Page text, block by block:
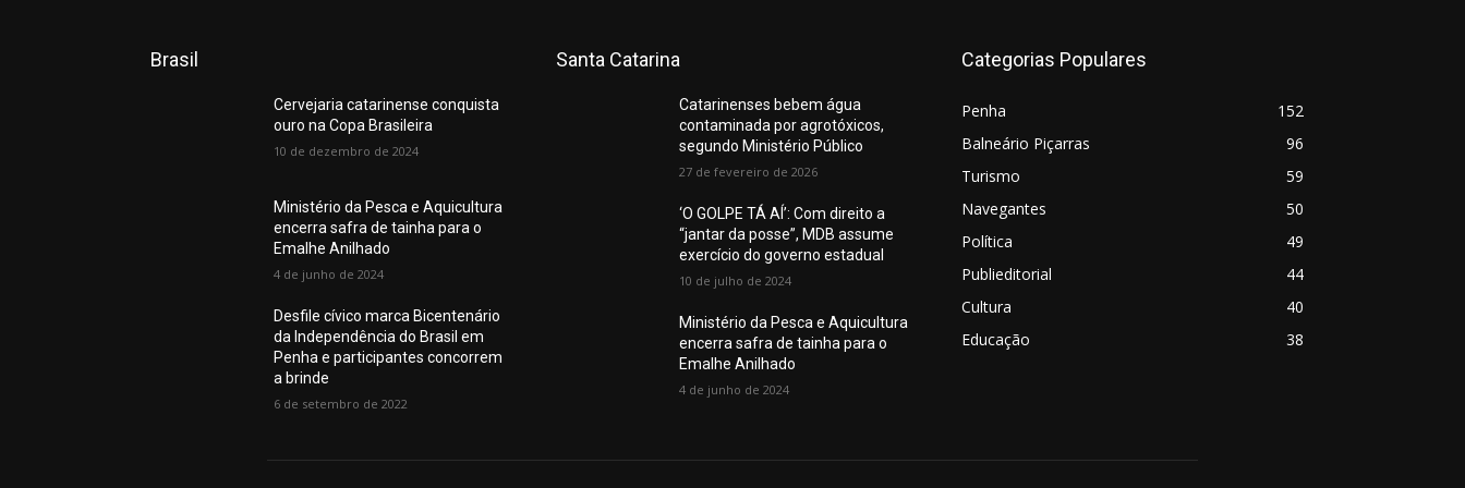
Brasil
Cervejaria catarinense conquista
ouro na Copa Brasileira
10 de dezembro de 2024
Ministério da Pesca e Aquicultura
encerra safra de tainha para o
Emalhe Anilhado
4 de junho de 2024
Desfile cívico marca Bicentenário
da Independência do Brasil em
Penha e participantes concorrem
a brinde
6 de setembro de 2022
Santa Catarina
Catarinenses bebem água
contaminada por agrotóxicos,
segundo Ministério Público
27 de fevereiro de 2026
‘O GOLPE TÁ AÍ’: Com direito a
“jantar da posse”, MDB assume
exercício do governo estadual
10 de julho de 2024
Ministério da Pesca e Aquicultura
encerra safra de tainha para o
Emalhe Anilhado
4 de junho de 2024
Categorias Populares
Penha
152
Balneário Piçarras
96
Turismo
59
Navegantes
50
Política
49
Publieditorial
44
Cultura
40
Educação
38